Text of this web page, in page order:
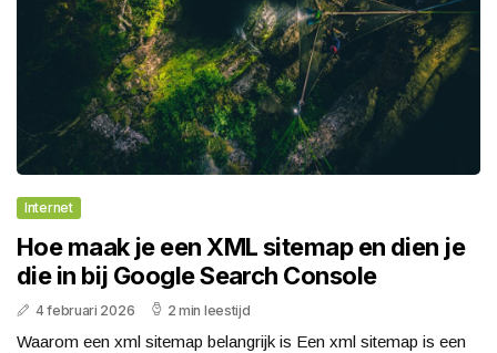
Internet
Hoe maak je een XML sitemap en dien je
die in bij Google Search Console
4 februari 2026 2 min leestijd
Waarom een xml sitemap belangrijk is Een xml sitemap is een